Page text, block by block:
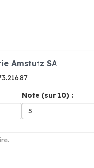
Amstutz SA
Note (sur 10) :